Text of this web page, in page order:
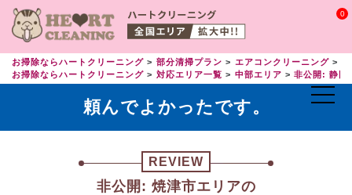
0
お掃除ならハートクリーニング 部分清掃プラン エアコンクリーニング
お掃除ならハートクリーニング
対応エリア一覧 中部エリア 非公開: 静岡
頼んでよかったです。
REVIEW
非公開: 焼津市エリアの